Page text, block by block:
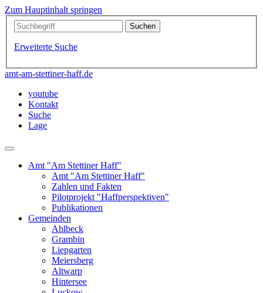
Zum Hauptinhalt springen
Erweiterte Suche
amt-am-stettiner-haff.de
youtube
Kontakt
Suche
Lage
Amt "Am Stettiner Haff"
Amt "Am Stettiner Haff"
Zahlen und Fakten
Pilotprojekt "Haffperspektiven"
Publikationen
Gemeinden
Ahlbeck
Grambin
Liepgarten
Meiersberg
Altwarp
Hintersee